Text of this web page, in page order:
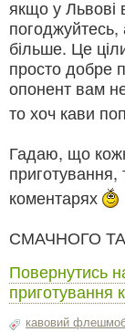
якщо у Львові
більше. Це
просто добре
опонент вам
то хоч кави
Гадаю, що
коментарях
СМАЧНОГО
Повернутись
приготування
кавовий